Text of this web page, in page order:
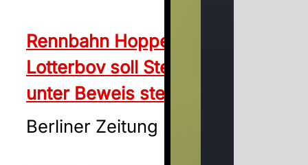
Rennbahn Hoppegarten:
Lotterbov soll Steher-Qualitäten
unter Beweis stellen
Berliner Zeitung 26.04.2024